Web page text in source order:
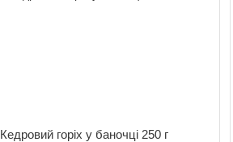
Кедровий горіх у баночці 250 г